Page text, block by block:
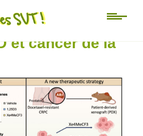
et cancer de la